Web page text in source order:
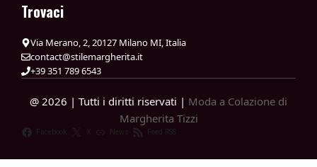
Trovaci
Via Merano, 2, 20127 Milano MI, Italia
contact@stilemargherita.it
+39 351 789 6543
@ 2026 | Tutti i diritti riservati | Moda a Colazione di
Margherita Tizzi
Facebook X News Feed RSS